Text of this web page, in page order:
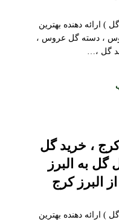
) ارائه دهنده بهترین
، دسته گل عروس ،
گل ،…
، خرید گل
گل به البرز
البرز کرج
) ارائه دهنده بهترین